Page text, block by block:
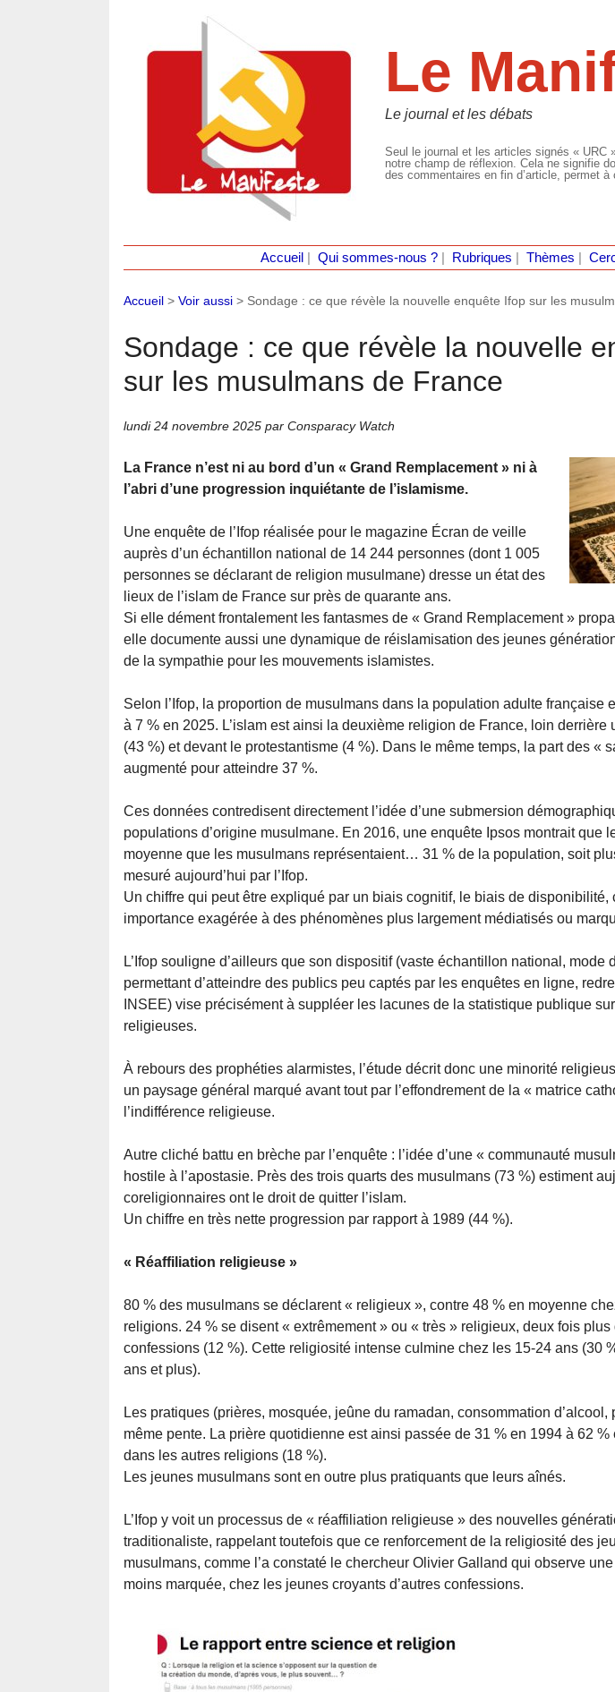
Le
Le journal et les débats
Seul le journal et les articles signés « URC
notre champ de réflexion. Cela ne signifie
des commentaires en fin d’article, permet
Accueil Qui sommes-nous ?| Rubriques Thèmes
Accueil > Voir aussi > Sondage : ce que révèle la nouvelle enquête Ifop sur les
Sondage : ce que révèle la nouvelle
sur les musulmans de France
lundi 24 novembre 2025 par Consparacy Watch
La France n’est ni au bord d’un « Grand Remplacement » ni à
l’abri d’une progression inquiétante de l’islamisme.
Une enquête de l’Ifop réalisée pour le magazine Écran de veille
auprès d’un échantillon national de 14 244 personnes (dont 1 005
personnes se déclarant de religion musulmane) dresse un état des
lieux de l’islam de France sur près de quarante ans.
Si elle dément frontalement les fantasmes de « Grand Remplacement »
elle documente aussi une dynamique de réislamisation des jeunes
de la sympathie pour les mouvements islamistes.
Selon l’Ifop, la proportion de musulmans dans la population adulte française
à 7 % en 2025. L’islam est ainsi la deuxième religion de France, loin derrière
(43 %) et devant le protestantisme (4 %). Dans le même temps, la part des «
augmenté pour atteindre 37 %.
Ces données contredisent directement l’idée d’une submersion
populations d’origine musulmane. En 2016, une enquête Ipsos montrait que
moyenne que les musulmans représentaient… 31 % de la population, soit
mesuré aujourd’hui par l’Ifop.
Un chiffre qui peut être expliqué par un biais cognitif, le biais de disponibilité,
importance exagérée à des phénomènes plus largement médiatisés ou
L’Ifop souligne d’ailleurs que son dispositif (vaste échantillon national, mode
permettant d’atteindre des publics peu captés par les enquêtes en ligne,
INSEE) vise précisément à suppléer les lacunes de la statistique publique
religieuses.
À rebours des prophéties alarmistes, l’étude décrit donc une minorité
un paysage général marqué avant tout par l’effondrement de la « matrice
l’indifférence religieuse.
Autre cliché battu en brèche par l’enquête : l’idée d’une « communauté
hostile à l’apostasie. Près des trois quarts des musulmans (73 %) estiment
coreligionnaires ont le droit de quitter l’islam.
Un chiffre en très nette progression par rapport à 1989 (44 %).
« Réaffiliation religieuse »
80 % des musulmans se déclarent « religieux », contre 48 % en moyenne
religions. 24 % se disent « extrêmement » ou « très » religieux, deux fois
confessions (12 %). Cette religiosité intense culmine chez les 15-24 ans (30
ans et plus).
Les pratiques (prières, mosquée, jeûne du ramadan, consommation d’alcool,
même pente. La prière quotidienne est ainsi passée de 31 % en 1994 à 62
dans les autres religions (18 %).
Les jeunes musulmans sont en outre plus pratiquants que leurs aînés.
L’Ifop y voit un processus de « réaffiliation religieuse » des nouvelles
traditionaliste, rappelant toutefois que ce renforcement de la religiosité des
musulmans, comme l’a constaté le chercheur Olivier Galland qui observe
moins marquée, chez les jeunes croyants d’autres confessions.